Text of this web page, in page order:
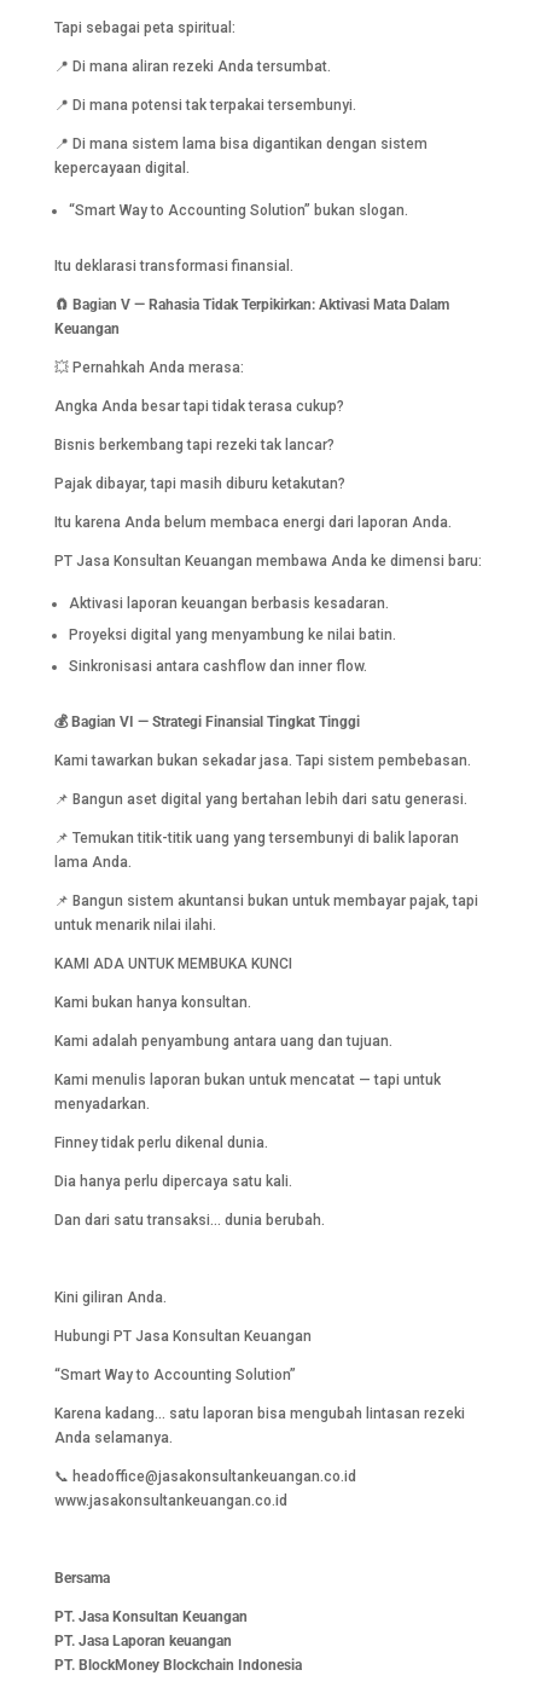
Tapi sebagai peta spiritual:
📍 Di mana aliran rezeki Anda tersumbat.
📍 Di mana potensi tak terpakai tersembunyi.
📍 Di mana sistem lama bisa digantikan dengan sistem
kepercayaan digital.
“Smart Way to Accounting Solution” bukan slogan.
Itu deklarasi transformasi finansial.
🧲 Bagian V — Rahasia Tidak Terpikirkan: Aktivasi Mata Dalam
Keuangan
💥 Pernahkah Anda merasa:
Angka Anda besar tapi tidak terasa cukup?
Bisnis berkembang tapi rezeki tak lancar?
Pajak dibayar, tapi masih diburu ketakutan?
Itu karena Anda belum membaca energi dari laporan Anda.
PT Jasa Konsultan Keuangan membawa Anda ke dimensi baru:
Aktivasi laporan keuangan berbasis kesadaran.
Proyeksi digital yang menyambung ke nilai batin.
Sinkronisasi antara cashflow dan inner flow.
💰 Bagian VI — Strategi Finansial Tingkat Tinggi
Kami tawarkan bukan sekadar jasa. Tapi sistem pembebasan.
📌 Bangun aset digital yang bertahan lebih dari satu generasi.
📌 Temukan titik-titik uang yang tersembunyi di balik laporan
lama Anda.
📌 Bangun sistem akuntansi bukan untuk membayar pajak, tapi
untuk menarik nilai ilahi.
KAMI ADA UNTUK MEMBUKA KUNCI
Kami bukan hanya konsultan.
Kami adalah penyambung antara uang dan tujuan.
Kami menulis laporan bukan untuk mencatat — tapi untuk
menyadarkan.
Finney tidak perlu dikenal dunia.
Dia hanya perlu dipercaya satu kali.
Dan dari satu transaksi… dunia berubah.
Kini giliran Anda.
Hubungi PT Jasa Konsultan Keuangan
“Smart Way to Accounting Solution”
Karena kadang… satu laporan bisa mengubah lintasan rezeki
Anda selamanya.
📞 headoffice@jasakonsultankeuangan.co.id
www.jasakonsultankeuangan.co.id
Bersama
PT. Jasa Konsultan Keuangan
PT. Jasa Laporan keuangan
PT. BlockMoney Blockchain Indonesia